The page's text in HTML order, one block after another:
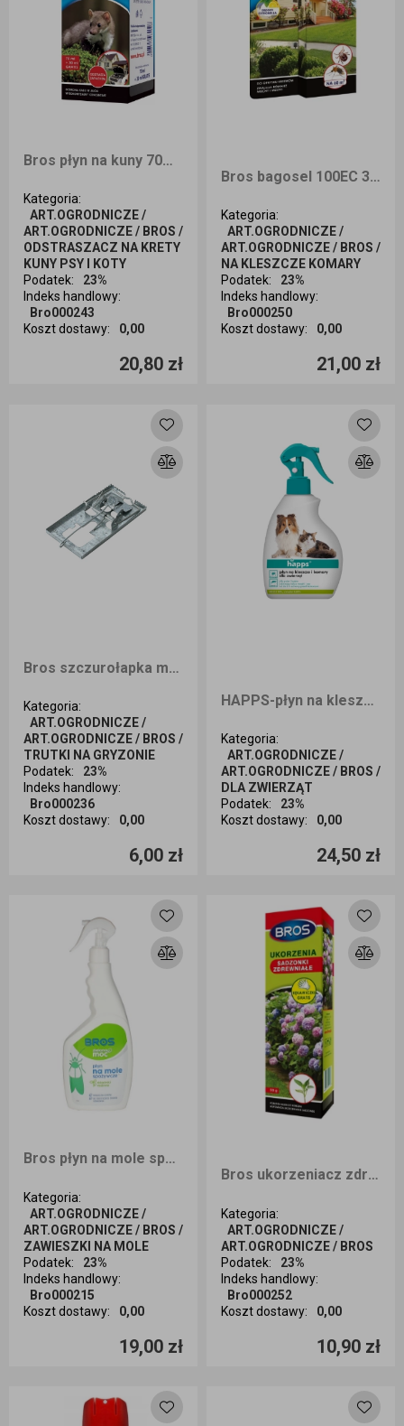
Bros płyn na kuny 70ml + 30 ml gratis
Kategoria:
ART.OGRODNICZE /
ART.OGRODNICZE / BROS /
ODSTRASZACZ NA KRETY
KUNY PSY I KOTY
Podatek:
23%
Indeks handlowy:
Bro000243
Koszt dostawy: 0,00
20,80 zł
Ilość sztuk
Bros bagosel 100EC 30ml/ oprysk komary
Kategoria:
ART.OGRODNICZE /
ART.OGRODNICZE / BROS /
NA KLESZCZE KOMARY
Podatek:
23%
Indeks handlowy:
Bro000250
Koszt dostawy: 0,00
21,00 zł
Ilość sztuk
Bros szczurołapka metalowa
Kategoria:
ART.OGRODNICZE /
ART.OGRODNICZE / BROS /
TRUTKI NA GRYZONIE
Podatek:
23%
Indeks handlowy:
Bro000236
Koszt dostawy: 0,00
6,00 zł
Ilość sztuk
HAPPS-płyn na kleszcze i komary 200ml
Kategoria:
ART.OGRODNICZE /
ART.OGRODNICZE / BROS /
DLA ZWIERZĄT
Podatek:
23%
Koszt dostawy: 0,00
24,50 zł
Ilość sztuk
Bros płyn na mole spożywcze ZM 500ml
Kategoria:
ART.OGRODNICZE /
ART.OGRODNICZE / BROS /
ZAWIESZKI NA MOLE
Podatek:
23%
Indeks handlowy:
Bro000215
Koszt dostawy: 0,00
19,00 zł
Ilość sztuk
Bros ukorzeniacz zdrewniałe 50g
Kategoria:
ART.OGRODNICZE /
ART.OGRODNICZE / BROS
Podatek:
23%
Indeks handlowy:
Bro000252
Koszt dostawy: 0,00
10,90 zł
Ilość sztuk